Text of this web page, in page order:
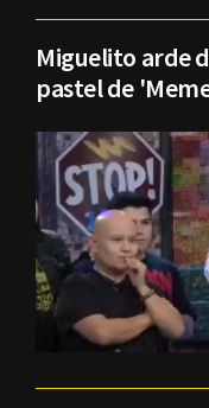
Miguelito arde
pastel de